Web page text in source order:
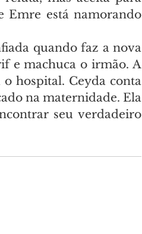
Emre está namorando
quando faz a nova
e machuca o irmão. A
hospital. Ceyda conta
na maternidade. Ela
seu verdadeiro